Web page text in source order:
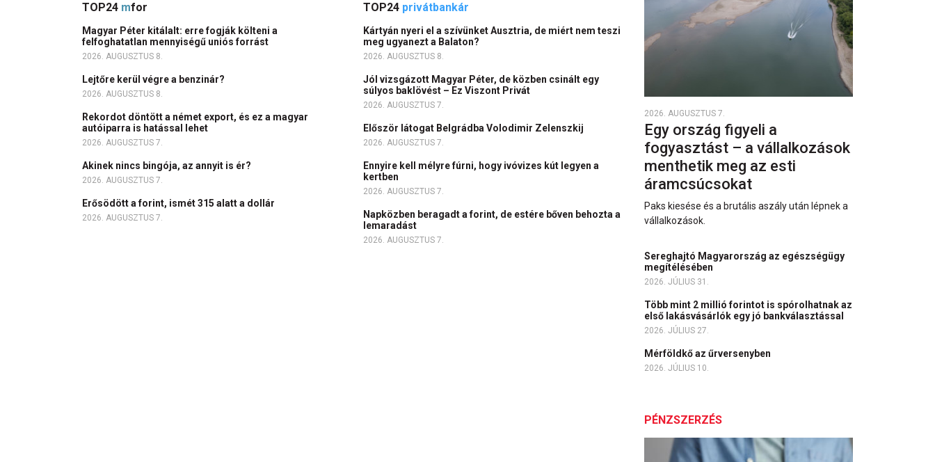
TOP24 mfor
Magyar Péter kitálalt: erre fogják költeni a
felfoghatatlan mennyiségű uniós forrást
2026. AUGUSZTUS 8.
Lejtőre kerül végre a benzinár?
2026. AUGUSZTUS 8.
Rekordot döntött a német export, és ez a magyar
autóiparra is hatással lehet
2026. AUGUSZTUS 7.
Akinek nincs bingója, az annyit is ér?
2026. AUGUSZTUS 7.
Erősödött a forint, ismét 315 alatt a dollár
2026. AUGUSZTUS 7.
TOP24 privátbankár
Kártyán nyeri el a szívünket Ausztria, de miért nem teszi
meg ugyanezt a Balaton?
2026. AUGUSZTUS 8.
Jól vizsgázott Magyar Péter, de közben csinált egy
súlyos baklövést – Ez Viszont Privát
2026. AUGUSZTUS 7.
Először látogat Belgrádba Volodimir Zelenszkij
2026. AUGUSZTUS 7.
Ennyire kell mélyre fúrni, hogy ivóvizes kút legyen a
kertben
2026. AUGUSZTUS 7.
Napközben beragadt a forint, de estére bőven behozta a
lemaradást
2026. AUGUSZTUS 7.
2026. AUGUSZTUS 7.
Egy ország figyeli a
fogyasztást – a vállalkozások
menthetik meg az esti
áramcsúcsokat
Paks kiesése és a brutális aszály után lépnek a
vállalkozások.
Sereghajtó Magyarország az egészségügy
megítélésében
2026. JÚLIUS 31.
Több mint 2 millió forintot is spórolhatnak az
első lakásvásárlók egy jó bankválasztással
2026. JÚLIUS 27.
Mérföldkő az űrversenyben
2026. JÚLIUS 10.
PÉNZSZERZÉS